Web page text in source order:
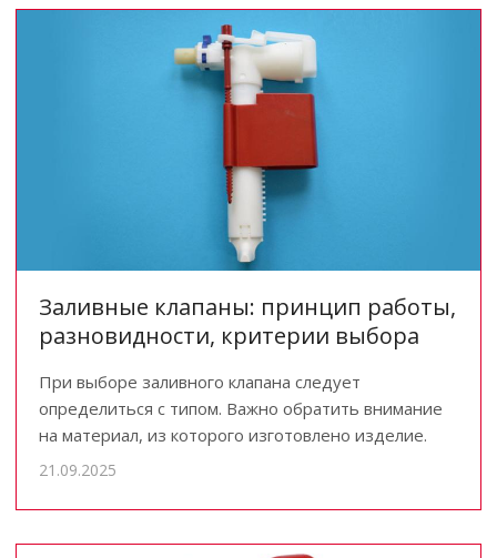
Заливные клапаны: принцип работы,
разновидности, критерии выбора
При выборе заливного клапана следует
определиться с типом. Важно обратить внимание
на материал, из которого изготовлено изделие.
21.09.2025